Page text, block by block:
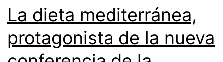
La dieta mediterránea,
protagonista de la nueva